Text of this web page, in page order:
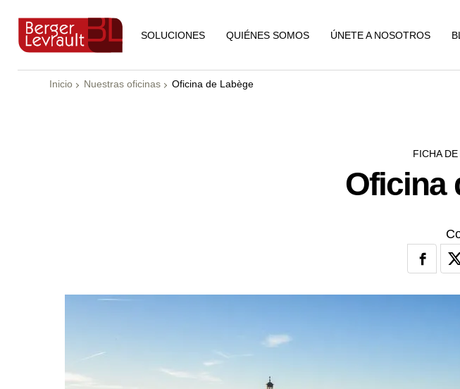
SOLUCIONES QUIÉNES SOMOS ÚNETE A NOSOTROS
Inicio Nuestras oficinas Oficina de Labège
FICHA
Oficina